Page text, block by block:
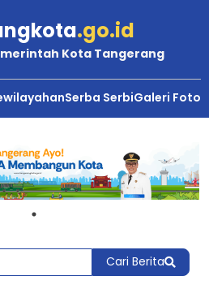
.go.id
Kota Tangerang
Serba SerbiGaleri Foto
Cari Berita